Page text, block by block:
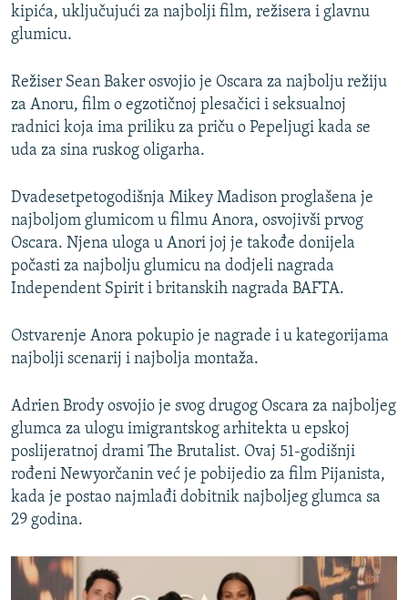
TRI DECENIJE OD RATA U BIH
NASTANAK I RASPAD JUGOSLAVIJE
kipića, uključujući za najbolji film, režisera i glavnu
glumicu.
Režiser Sean Baker osvojio je Oscara za najbolju režiju
za Anoru, film o egzotičnoj plesačici i seksualnoj
radnici koja ima priliku za priču o Pepeljugi kada se
uda za sina ruskog oligarha.
Dvadesetpetogodišnja Mikey Madison proglašena je
najboljom glumicom u filmu Anora, osvojivši prvog
Oscara. Njena uloga u Anori joj je takođe donijela
počasti za najbolju glumicu na dodjeli nagrada
Independent Spirit i britanskih nagrada BAFTA.
Ostvarenje Anora pokupio je nagrade i u kategorijama
najbolji scenarij i najbolja montaža.
Adrien Brody osvojio je svog drugog Oscara za najboljeg
glumca za ulogu imigrantskog arhitekta u epskoj
poslijeratnoj drami The Brutalist. Ovaj 51-godišnji
rođeni Newyorčanin već je pobijedio za film Pijanista,
kada je postao najmlađi dobitnik najboljeg glumca sa
29 godina.